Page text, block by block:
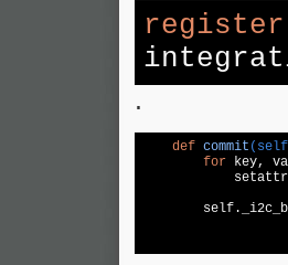
register
.
def commit
for key,